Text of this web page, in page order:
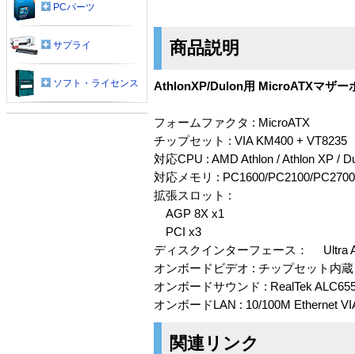
商品説明
AthlonXP/Dulon用 MicroATXマザー
フォームファクタ : MicroATX
チップセット : VIA KM400 + VT8235
対応CPU : AMD Athlon / Athlon XP /
対応メモリ : PC1600/PC2100/
拡張スロット :
AGP 8X x1
PCI x3
ディスクインターフェース： Ultra
オンボードビデオ : チップセット内
オンボードサウンド : RealTek
オンボードLAN : 10/100M Ethernet
関連リンク
PCパーツ
サプライ
ソフト・ライセンス